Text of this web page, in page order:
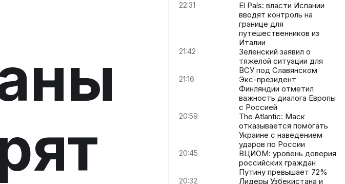
22:31
El País: власти Испании
вводят контроль на
границе для
путешественников из
Италии
21:42
Зеленский заявил о
тяжелой ситуации для
ВСУ под Славянском
21:16
Экс-президент
Финляндии отметил
важность диалога Европы
с Россией
20:59
The Atlantic: Маск
отказывается помогать
Украине с наведением
ударов по России
20:45
ВЦИОМ: уровень доверия
российских граждан
Путину превышает 72%
20:32
Лидеры Узбекистана и